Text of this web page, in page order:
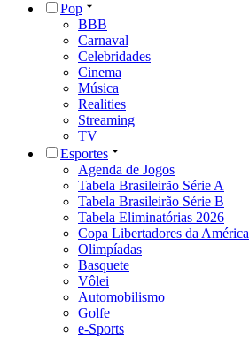
Pop
BBB
Carnaval
Celebridades
Cinema
Música
Realities
Streaming
TV
Esportes
Agenda de Jogos
Tabela Brasileirão Série A
Tabela Brasileirão Série B
Tabela Eliminatórias 2026
Copa Libertadores da América
Olimpíadas
Basquete
Vôlei
Automobilismo
Golfe
e-Sports